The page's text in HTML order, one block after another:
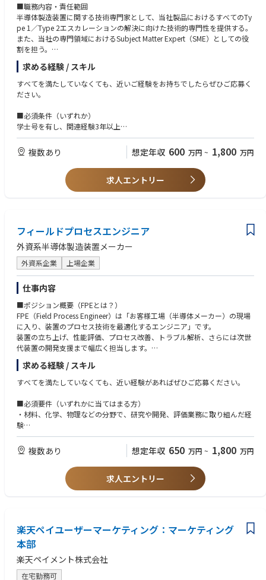
■職務内容・責任範囲
半導体製造装置に関する技術専門家として、当社製品におけるすべてのTy
pe 1／Type 2エスカレーションの解決に向けた技術的専門性を提供する。
また、当社の専門領域におけるSubject Matter Expert（SME）としての役
割を担う。
アカウントチーム、顧客、プロダクトエンジニアリンググループと連携す
るマトリックス組織において、プロジェクトおよびエスカレーション管理
をリードする。当社のRPSプロセスを活用し、モデルベースの問題解決、
する。
きるセルフスターターであること。
顧客およびアカウントチームの技術的要件をエンジニアリング・プロダク
トグループへ代表して伝え、エンジニアリングCIP、生産性向上、ドキュ
メント更新を通じた改善を推進する。
る。また、アルファ／ベータ装置の導入時にはプロダクトグループと協業
し、知識習得を進めるとともに、その知識をフィールドへ展開する。さら
に、手順書の改善、エンジニアリング設計や変更に対するフィードバック
提供にも貢献する。
当社のナレッジマネジメントを効果的に活用し、エスカレーションの解決
を図る。また、Escalation Solver、Community of Specialists（CoS）の
活用、ならびにローカルおよびリージョナルのアカウントチーム向け知識
共有クラスの開催を通じて、Lamの世界中の技術コミュニティと積極的に
知識を共有する。
エスカレーション管理およびファブ／サイトでの日常的なやり取りを通じ
て、ローカルのアカウントチームエンジニアを指導・育成する。また、エ
スカレーションに至っていない課題への対応を支援し、エスカレーション
の未然防止に貢献する。
ビジネス上の必要性に応じて、PM／BD／Salesと連携する。また、顧客の
技術ロードマップを理解し、装置停止時間の削減やエスカレーション期間
の短縮を通じて、システム全体の生産性および効率性の向上に重点を置
く。
顧客に対して、会社を代表する立場としてプロフェッショナルに対応す
る。会社の製品ラインおよびFKMに関する知識を活用し、新たな追加ニー
ズが確認された際には、既存顧客および潜在顧客に適切な情報を提供す
求める経験 / スキル
すべてを満たしていなくても、近いご経験をお持ちでしたらぜひご応募く
ださい。
■必須条件（いずれか）
学士号を有し、関連経験3年以上
または、修士号を有し、関連経験3年以上
または、実務経験なしの博士号取得者
または、上記に相当する実務経験を有する方
複数あり 想定年収 600 万円 ~ 1,800 万円
求人エントリー
フィールドプロセスエンジニア
外資系半導体製造装置メーカー
外資系企業 上場企業
仕事内容
■ポジション概要（FPEとは？）
FPE（Field Process Engineer）は「お客様工場（半導体メーカー）の現場
に入り、装置のプロセス技術を最適化するエンジニア」です。
装置の立ち上げ、性能評価、プロセス改善、トラブル解析、さらには次世
代装置の開発支援まで幅広く担当します。
■主な業務内容
1. 半導体製造装置の立ち上げ
する
2. 前工程プロセス性能の検証・改善
画（DOE）で改善。歩留まり向上を支援
3. トラブルシュート（原因解析）
ガス、温度、圧力、RF、チャンバー状態などの装置パラメータを解析し、
原因を切り分ける
紹介）、顧客の量産工場でのプロセス条件作り
5. 本社（米国）との技術連携
装置改善・不具合共有・次世代装置の開発支援。技術文書は英語が多く、
メールなどで海外拠点と連携する場合があります
求める経験 / スキル
すべてを満たしていなくても、近い経験があればぜひご応募ください。
■必須要件（いずれかに当てはまる方）
・材料、化学、物理などの分野で、研究や開発、評価業務に取り組んだ経
験
（大学院での研究経験、またはそれに近い実務経験を想定しています）
・実験や評価を通じて、条件を変えながら結果を確認し、「なぜその結果
になったのか」を考え、説明してきた経験
・技術的な内容について、社内外の関係者と会話しながら、認識をすり合
わせたり、方針を決めた経験
・現場や装置、実機を扱う業務の中で、想定外のトラブルや課題に対し、
■近い職種(企業によって定義が異なるため記載しております)
・プロセスエンジニア
・技術マーケティング
・プロジェクトマネジメント
複数あり 想定年収 650 万円 ~ 1,800 万円
求人エントリー
楽天ペイユーザーマーケティング：マーケティング
本部
楽天ペイメント株式会社
在宅勤務可